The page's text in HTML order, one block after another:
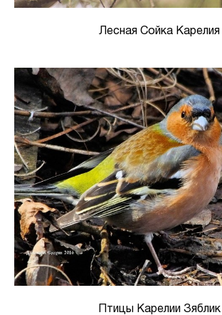
Лесная Сойка Карелия
Птицы Карелии Зяблик